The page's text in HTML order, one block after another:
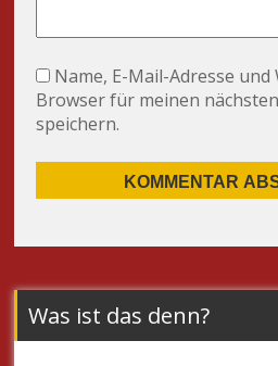
Name, E-Mail-Adresse und
Browser für meinen
speichern.
Was ist das denn?